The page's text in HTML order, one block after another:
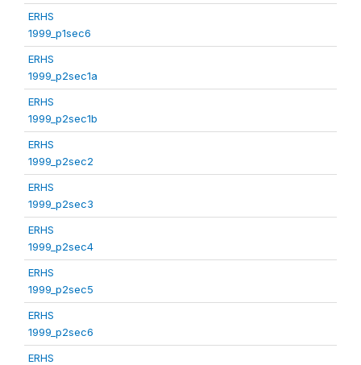
ERHS
1999_p1sec6
ERHS
1999_p2sec1a
ERHS
1999_p2sec1b
ERHS
1999_p2sec2
ERHS
1999_p2sec3
ERHS
1999_p2sec4
ERHS
1999_p2sec5
ERHS
1999_p2sec6
ERHS